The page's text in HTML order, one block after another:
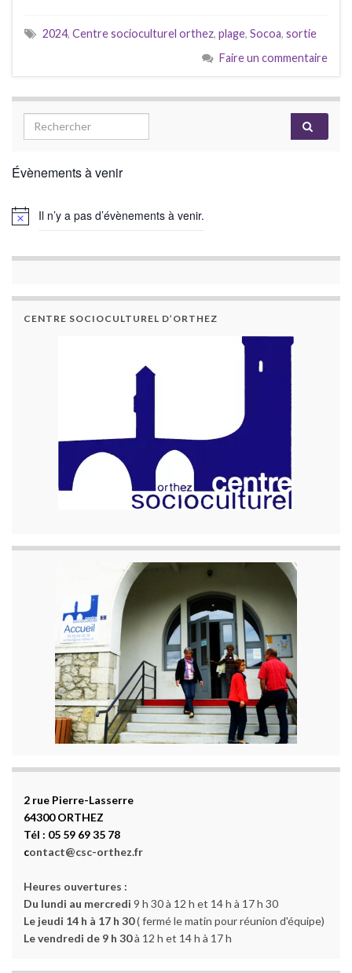
2024, Centre socioculturel orthez, plage, Socoa, sortie
Faire un commentaire
Évènements à venir
Il n’y a pas d’évènements à venir.
CENTRE SOCIOCULTUREL D’ORTHEZ
2 rue Pierre-Lasserre
64300 ORTHEZ
Tél : 05 59 69 35 78
contact@csc-orthez.fr
Heures ouvertures :
Du lundi au mercredi 9 h 30 à 12 h et 14 h à 17 h 30
Le jeudi 14 h à 17 h 30( fermé le matin pour réunion d'équipe)
Le vendredi de 9 h 30à 12 h et 14 h à 17 h